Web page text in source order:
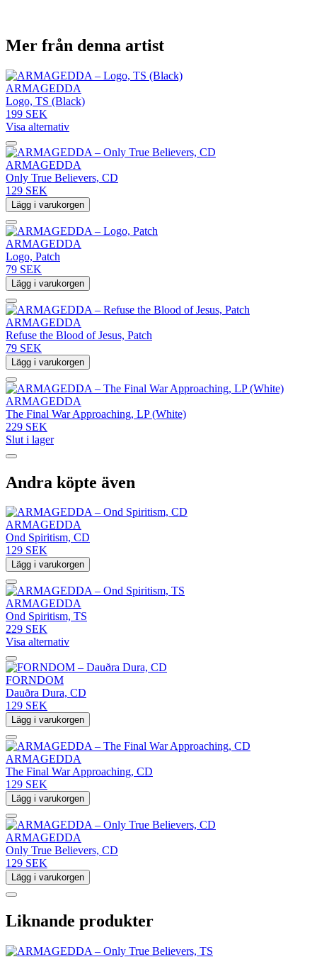
Mer från denna artist
ARMAGEDDA
Logo, TS (Black)
199 SEK
Visa alternativ
ARMAGEDDA
Only True Believers, CD
129 SEK
Lägg i varukorgen
ARMAGEDDA
Logo, Patch
79 SEK
Lägg i varukorgen
ARMAGEDDA
Refuse the Blood of Jesus, Patch
79 SEK
Lägg i varukorgen
ARMAGEDDA
The Final War Approaching, LP (White)
229 SEK
Slut i lager
Andra köpte även
ARMAGEDDA
Ond Spiritism, CD
129 SEK
Lägg i varukorgen
ARMAGEDDA
Ond Spiritism, TS
229 SEK
Visa alternativ
FORNDOM
Dauðra Dura, CD
129 SEK
Lägg i varukorgen
ARMAGEDDA
The Final War Approaching, CD
129 SEK
Lägg i varukorgen
ARMAGEDDA
Only True Believers, CD
129 SEK
Lägg i varukorgen
Liknande produkter